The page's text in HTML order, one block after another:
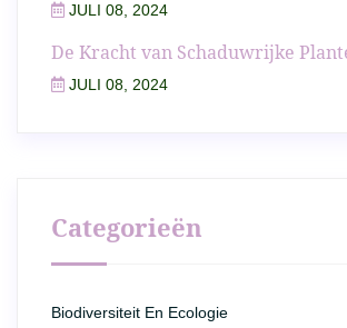
JULI 08, 2024
De Kracht van Schaduwrijke
JULI 08, 2024
Categorieën
Biodiversiteit En Ecologie